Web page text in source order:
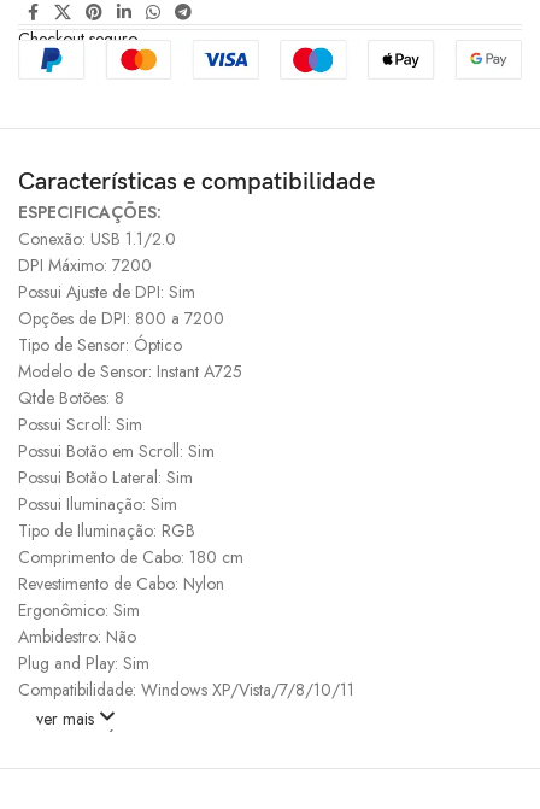
Checkout seguro
Características e compatibilidade
ESPECIFICAÇÕES:
Conexão: USB 1.1/2.0
DPI Máximo: 7200
Possui Ajuste de DPI: Sim
Opções de DPI: 800 a 7200
Tipo de Sensor: Óptico
Modelo de Sensor: Instant A725
Qtde Botões: 8
Possui Scroll: Sim
Possui Botão em Scroll: Sim
Possui Botão Lateral: Sim
Possui Iluminação: Sim
Tipo de Iluminação: RGB
Comprimento de Cabo: 180 cm
Revestimento de Cabo: Nylon
Ergonômico: Sim
Ambidestro: Não
Plug and Play: Sim
Compatibilidade: Windows XP/Vista/7/8/10/11
Possui Software: Sim
ver mais